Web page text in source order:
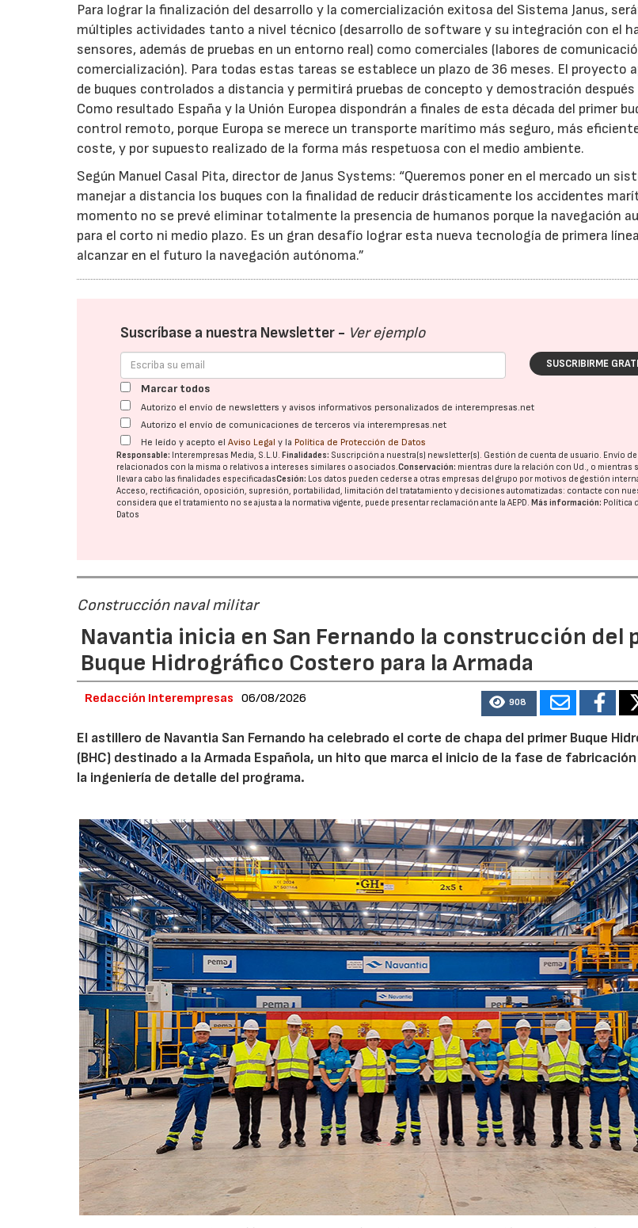
Para lograr la finalización del desarrollo y la comercialización exitosa del Sistema Janus,
múltiples actividades tanto a nivel técnico (desarrollo de software y su integración con el
sensores, además de pruebas en un entorno real) como comerciales (labores de
comercialización). Para todas estas tareas se establece un plazo de 36 meses. El proyecto
de buques controlados a distancia y permitirá pruebas de concepto y demostración
Como resultado España y la Unión Europea dispondrán a finales de esta década del primer
control remoto, porque Europa se merece un transporte marítimo más seguro, más
coste, y por supuesto realizado de la forma más respetuosa con el medio ambiente.
Según Manuel Casal Pita, director de Janus Systems: “Queremos poner en el mercado un
manejar a distancia los buques con la finalidad de reducir drásticamente los accidentes
momento no se prevé eliminar totalmente la presencia de humanos porque la navegación
para el corto ni medio plazo. Es un gran desafío lograr esta nueva tecnología de primera
alcanzar en el futuro la navegación autónoma.”
Suscríbase a nuestra Newsletter - Ver ejemplo
SUSCRIBIRME
Marcar todos
Autorizo el envío de newsletters y avisos informativos personalizados de interempresas.net
Autorizo el envío de comunicaciones de terceros vía interempresas.net
He leído y acepto elAviso Legal y la Política de Protección de Datos
Responsable: Interempresas Media, S.L.U.Finalidades: Suscripción a nuestra(s) newsletter(s). Gestión de cuenta de usuario. Envío de
relacionados con la misma o relativos a intereses similares o asociados.Conservación: mientras dure la relación con Ud., o mientras
llevar a cabo las finalidades especificadasCesión: Los datos pueden cederse a otras empresas del grupo por motivos de gestión
Acceso, rectificación, oposición, supresión, portabilidad, limitación del tratatamiento y decisiones automatizadas: contacte con
considera que el tratamiento no se ajusta a la normativa vigente, puede presentar reclamación ante laAEPD.Más información: Política
Datos
Construcción naval militar
Navantia inicia en San Fernando la construcción del
Buque Hidrográfico Costero para la Armada
Redacción Interempresas 06/08/2026 908
El astillero de Navantia San Fernando ha celebrado el corte de chapa del primer Buque
(BHC) destinado a la Armada Española, un hito que marca el inicio de la fase de
la ingeniería de detalle del programa.